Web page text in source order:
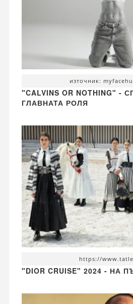
източник:
"CALVINS OR NOTHING" -
ГЛАВНАТА РОЛЯ
https://
"DIOR CRUISE" 2024 - НА